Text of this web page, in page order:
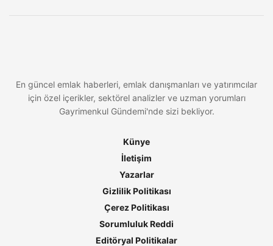
En güncel emlak haberleri, emlak danışmanları ve yatırımcılar
için özel içerikler, sektörel analizler ve uzman yorumları
Gayrimenkul Gündemi'nde sizi bekliyor.
Künye
İletişim
Yazarlar
Gizlilik Politikası
Çerez Politikası
Sorumluluk Reddi
Editöryal Politikalar